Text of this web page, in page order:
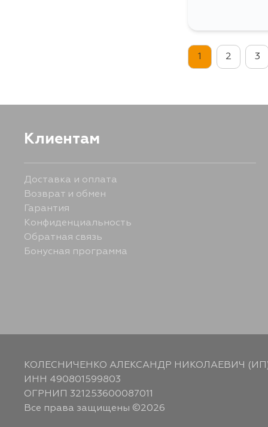
1 2 3
Клиентам
Доставка и оплата
Возврат и обмен
Гарантия
Конфиденциальность
Обратная связь
Бонусная программа
КОЛЕСНИЧЕНКО АЛЕКСАНДР НИКОЛАЕВИЧ
ИНН 490801599803
ОГРНИП 321253600087011
Все права защищены ©2026